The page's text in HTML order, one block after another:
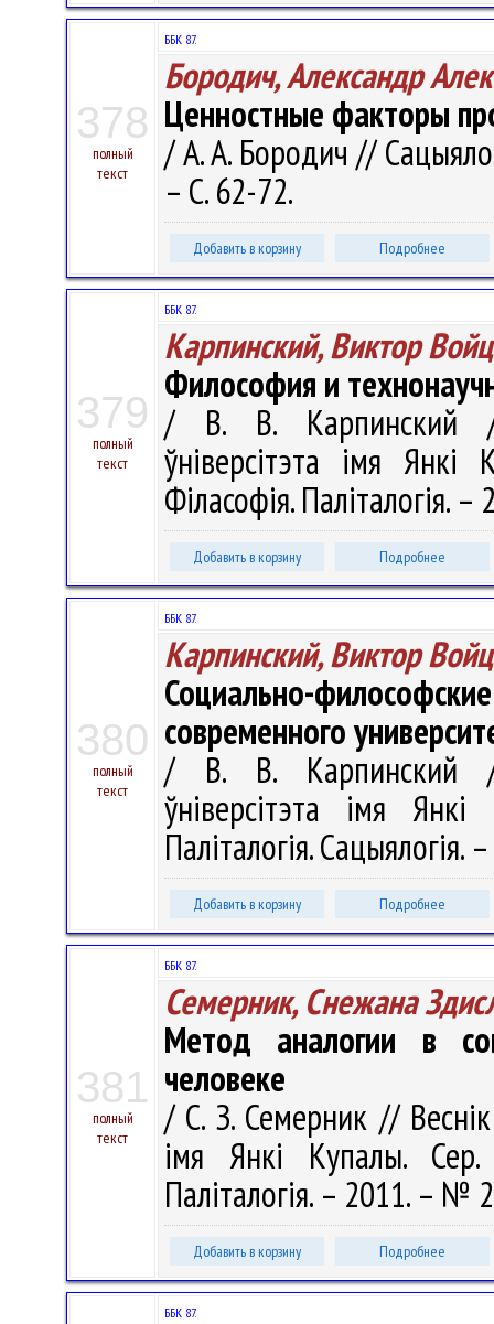
378
полный
текст
ББК 87.
Бородич, Александр
Ценностные факторы
/ А. А. Бородич //
– С. 62-72.
Добавить в корзину Подробнее
379
полный
текст
ББК 87.
Карпинский, Виктор
Философия и
/ В. В. Карпинский //
ўніверсітэта імя Янкі
Філасофія.
Добавить в корзину Подробнее
380
полный
текст
ББК 87.
Карпинский, Виктор
Социально-
современного
/ В. В. Карпинский //
ўніверсітэта імя
Паліталогія.
Добавить в корзину Подробнее
381
полный
текст
ББК 87.
Семерник, Снежана
Метод аналогии в
человеке
/ С. З. Семерник // Веснік
імя Янкі Купалы. Сер.
Паліталогія. – 2011. – №
Добавить в корзину Подробнее
ББК 87.